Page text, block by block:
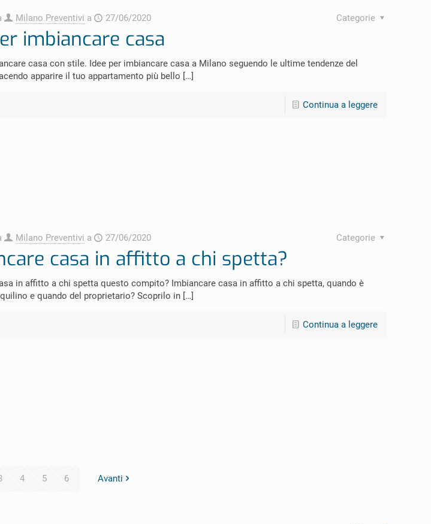
Milano Preventivi a 27/06/2020 Categorie
imbiancare casa
casa con stile. Idee per imbiancare casa a Milano seguendo le ultime tendenze del
apparire il tuo appartamento più bello […]
Continua a leggere
Milano Preventivi a 27/06/2020 Categorie
casa in affitto a chi spetta?
in affitto a chi spetta questo compito? Imbiancare casa in affitto a chi spetta, quando è
e quando del proprietario? Scoprilo in[…]
Continua a leggere
4 5 6 Avanti